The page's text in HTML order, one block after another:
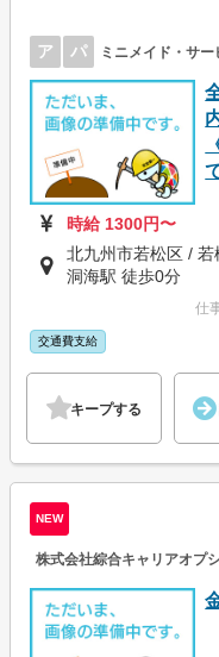
ア パ ミニメイド・サ
時給 1300円〜
北九州市若松区 /
洞海駅 徒歩0分
仕
交通費支給
キープする
NEW
株式会社綜合キャリアオプ